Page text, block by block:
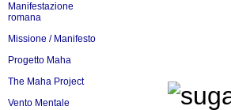
Manifestazione
romana
Missione / Manifesto
Progetto Maha
The Maha Project
Vento Mentale